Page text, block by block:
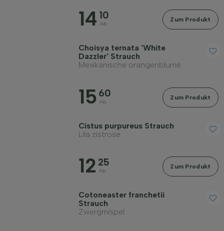
14 10
Ab
Zum Produkt
Choisya ternata 'White
Dazzler' Strauch
Mexikanische orangenblume
15 60
Ab
Zum Produkt
Cistus purpureus Strauch
Lila zistrose
12 25
Ab
Zum Produkt
Cotoneaster franchetii
Strauch
Zwergmispel